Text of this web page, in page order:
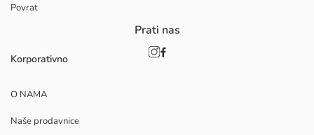
Povrat
Korporativno
O NAMA
Naše prodavnice
Prati nas